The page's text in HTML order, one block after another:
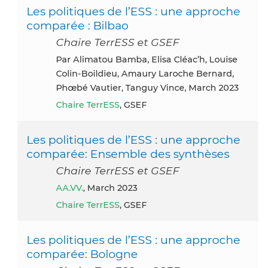
Les politiques de l’ESS : une approche
comparée : Bilbao
Chaire TerrESS et GSEF
par Alimatou Bamba, Elisa Cléac’h, Louise
Colin-Boildieu, Amaury Laroche Bernard,
Phœbé Vautier, Tanguy Vince, March 2023
Chaire TerrESS, GSEF
Les politiques de l’ESS : une approche
comparée: Ensemble des synthèses
Chaire TerrESS et GSEF
AA.VV., March 2023
Chaire TerrESS, GSEF
Les politiques de l’ESS : une approche
comparée: Bologne